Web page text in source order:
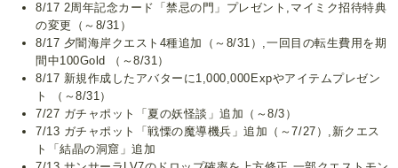
8/17 2周年記念カード「禁忌の門」プレゼント,マイミク招待特典
の変更（～8/31）
8/17 夕闇海岸クエスト4種追加（～8/31）,一回目の転生費用を期
間中100Gold （～8/31）
8/17 新規作成したアバターに1,000,000Expやアイテムプレゼン
ト （～8/31）
7/27 ガチャポット「夏の妖怪談」追加（～8/3）
7/13 ガチャポット「戦慄の魔導機兵」追加（～7/27）,新クエス
ト「結晶の洞窟」追加